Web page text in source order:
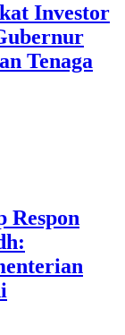
Investor
Tenaga
Respon